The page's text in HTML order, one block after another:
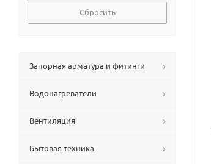
Сбросить
Запорная арматура и фитинги
Водонагреватели
Вентиляция
Бытовая техника